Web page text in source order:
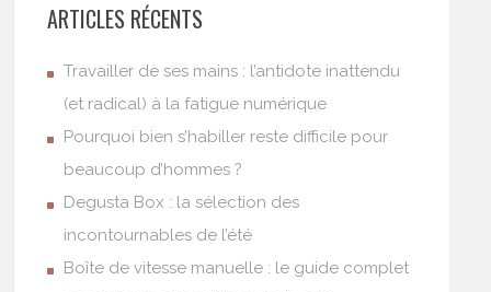
ARTICLES RÉCENTS
Travailler de ses mains : l’antidote inattendu
(et radical) à la fatigue numérique
Pourquoi bien s’habiller reste difficile pour
beaucoup d’hommes ?
Degusta Box : la sélection des
incontournables de l’été
Boîte de vitesse manuelle : le guide complet